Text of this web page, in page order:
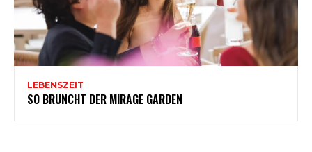
LEBENSZEIT
SO BRUNCHT DER MIRAGE GARDEN